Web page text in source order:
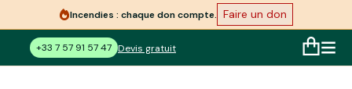
Incendies : chaque don compte. Faire un don
+33 7 57 91 57 47 Devis gratuit